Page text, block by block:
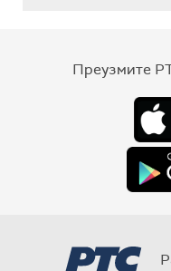
Преузмите